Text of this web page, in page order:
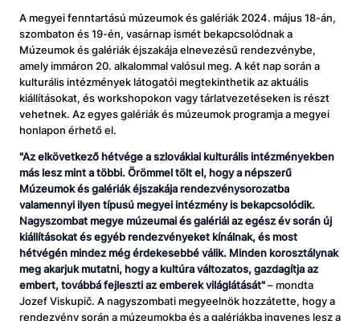
A megyei fenntartású múzeumok és galériák 2024. május 18-án,
szombaton és 19-én, vasárnap ismét bekapcsolódnak a
Múzeumok és galériák éjszakája elnevezésű rendezvénybe,
amely immáron 20. alkalommal valósul meg. A két nap során a
kulturális intézmények látogatói megtekinthetik az aktuális
kiállításokat, és workshopokon vagy tárlatvezetéseken is részt
vehetnek. Az egyes galériák és múzeumok programja a megyei
honlapon érhető el.
"Az elkövetkező hétvége a szlovákiai kulturális intézményekben
más lesz mint a többi. Örömmel tölt el, hogy a népszerű
Múzeumok és galériák éjszakája rendezvénysorozatba
valamennyi ilyen típusú megyei intézmény is bekapcsolódik.
Nagyszombat megye múzeumai és galériái az egész év során új
kiállításokat és egyéb rendezvényeket kínálnak, és most
hétvégén mindez még érdekesebbé válik. Minden korosztálynak
meg akarjuk mutatni, hogy a kultúra változatos, gazdagítja az
embert, továbbá fejleszti az emberek világlátását"– mondta
Jozef Viskupič. A nagyszombati megyeelnök hozzátette, hogy a
rendezvény során a múzeumokba és a galériákba ingyenes lesz a